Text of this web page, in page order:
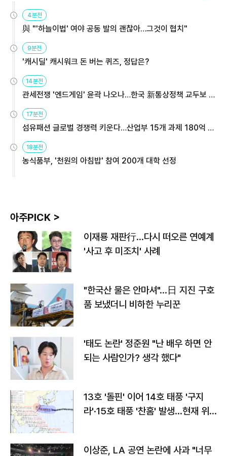
4분전
與 "'하늘이법' 여야 공동 발의 괜찮아…그것이 협치"
9분전
'캐시딜' 캐시워크 돈 버는 퀴즈, 정답은?
14분전
관세전쟁 '엔드게임' 윤곽 나오나…한국 新통상정책 교두보 활
용해야
17분전
섬유패션 글로벌 경쟁력 키운다…산업부 15개 과제 180억 지
원
18분전
농식품부, '천원의 아침밥' 참여 200개 대학 선정
아주PICK >
이재룡 재판行…다시 떠오른 연예계
'사고 후 미조치' 사례
"한국산 물은 안마셔"…日 지진 구호
품 보냈더니 비하한 누리꾼
'태도 논란' 정준원 "난 배우 하면 안
되는 사람인가? 생각 했다"
13호 '돌핀' 이어 14호 태풍 '구지
라'·15호 태풍 '찬홈' 발생…현재 위
이상준, LA 공연 논란에 사과 "너무